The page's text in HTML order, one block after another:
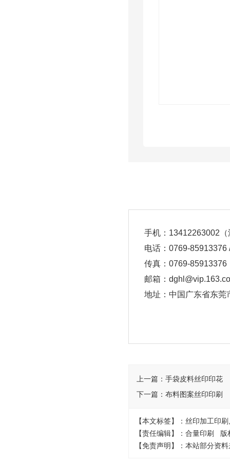
手机：13412263002（
电话：0769-85913376
传真：0769-85913376
邮箱：
地址：中国广东省东莞
上一篇： 手袋皮料丝印印花
下一篇： 布料图案丝印印刷
【本文标签】：丝印加工印
【责任编辑】：合量印刷 版
【免责声明】：本站部分资